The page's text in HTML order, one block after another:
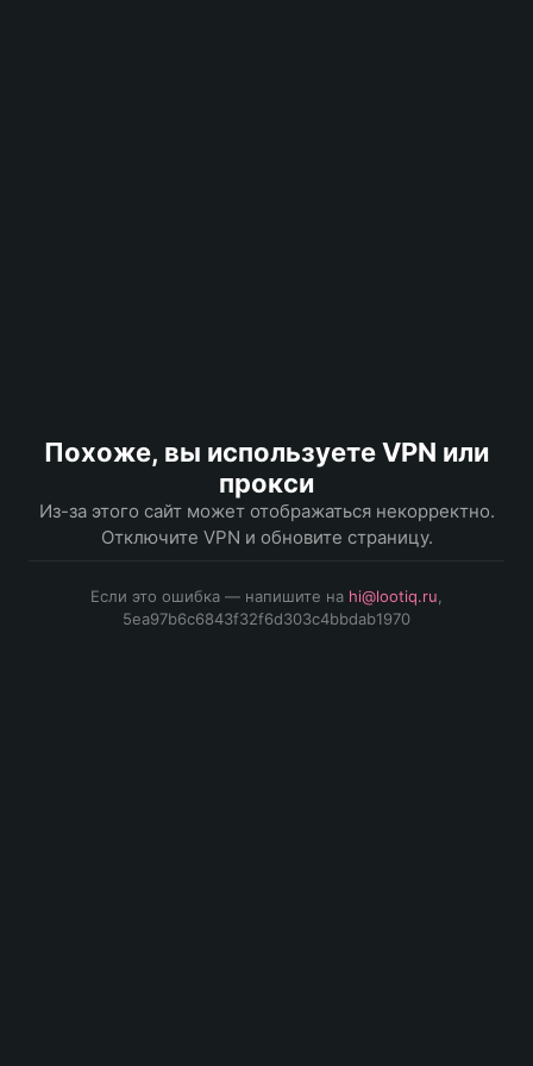
Похоже, вы используете VPN или
прокси
Из-за этого сайт может отображаться некорректно.
Отключите VPN и обновите страницу.
Если это ошибка — напишите на hi@lootiq.ru
5ea97b6c6843f32f6d303c4bbdab1970